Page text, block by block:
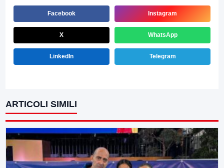
Facebook Instagram
X WhatsApp
LinkedIn Telegram
ARTICOLI SIMILI